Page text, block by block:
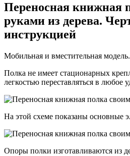
Переносная книжная
руками из дерева.
инструкцией
Мобильная и вместительная модель.
Полка не имеет стационарных
легкостью переставляться в любое
На этой схеме показаны основные
Опоры полки изготавливаются из